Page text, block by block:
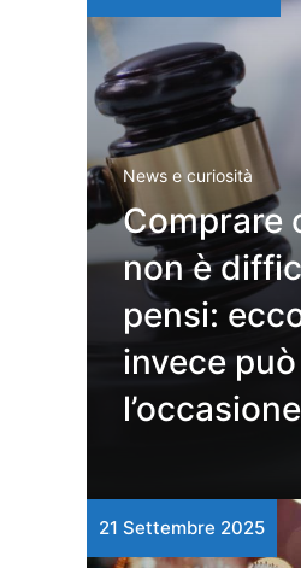
News e curiosità
Comprare
non è
pensi:
invece
21 Settembre 2025